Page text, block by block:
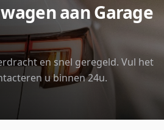
aan Garage
en snel geregeld. Vul het
u binnen 24u.